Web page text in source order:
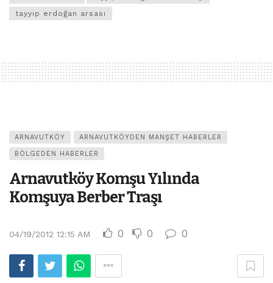
tayyip erdoğan arsası
ARNAVUTKÖY ARNAVUTKÖYDEN MANŞET HABERLER
BÖLGEDEN HABERLER
Arnavutköy Komşu Yılında
Komşuya Berber Traşı
04/19/2012 12:15 AM 0 0 0